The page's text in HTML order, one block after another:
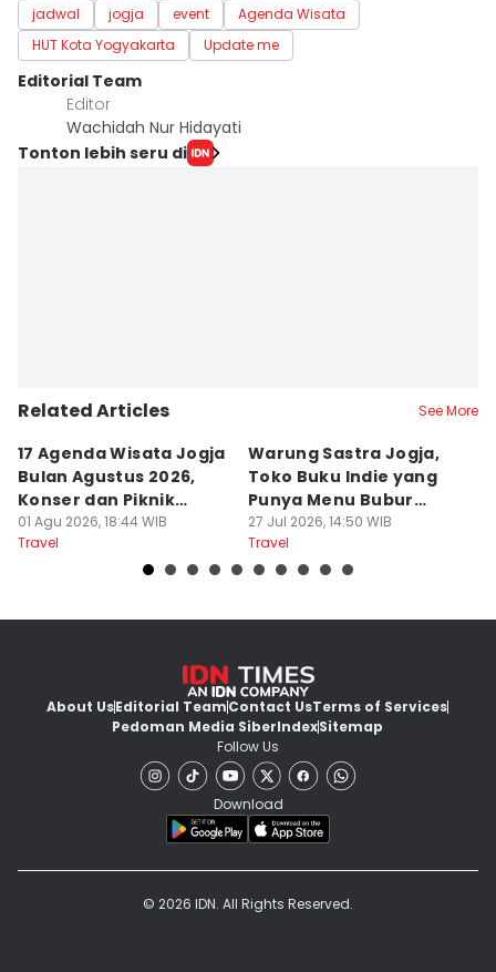
jadwal jogja event
Agenda Wisata
HUT Kota Yogyakarta
Update me
Editorial Team
Editor
Wachidah Nur Hidayati
Tonton lebih seru di
Related Articles See More
17 Agenda Wisata Jogja
Bulan Agustus 2026,
Konser dan Piknik
Literasi
01 Agu 2026, 18:44 WIB
Travel
Warung Sastra Jogja,
Toko Buku Indie yang
Punya Menu Bubur
Manado
27 Jul 2026, 14:50 WIB
Travel
About UsEditorial TeamContact UsTerms of Services
Pedoman Media SiberIndexSitemap
Follow Us
Download
© 2026 IDN. All Rights Reserved.